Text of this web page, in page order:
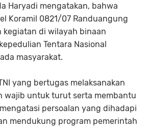
Haryadi mengatakan, bahwa
Koramil 0821/07 Randuangung
kegiatan di wilayah binaan
Tentara Nasional
masyarakat.
yang bertugas melaksanakan
wajib untuk turut serta membantu
persoalan yang dihadapi
mendukung program pemerintah